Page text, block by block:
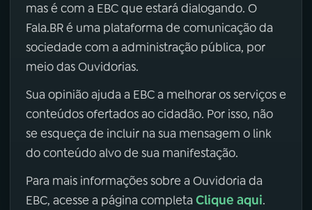
mas é com a EBC que estará dialogando. O
Fala.BR é uma plataforma de comunicação da
sociedade com a administração pública, por
meio das Ouvidorias.
Sua opinião ajuda a EBC a melhorar os serviços e
conteúdos ofertados ao cidadão. Por isso, não
se esqueça de incluir na sua mensagem o link
do conteúdo alvo de sua manifestação.
Para mais informações sobre a Ouvidoria da
EBC, acesse a página completa Clique aqui.